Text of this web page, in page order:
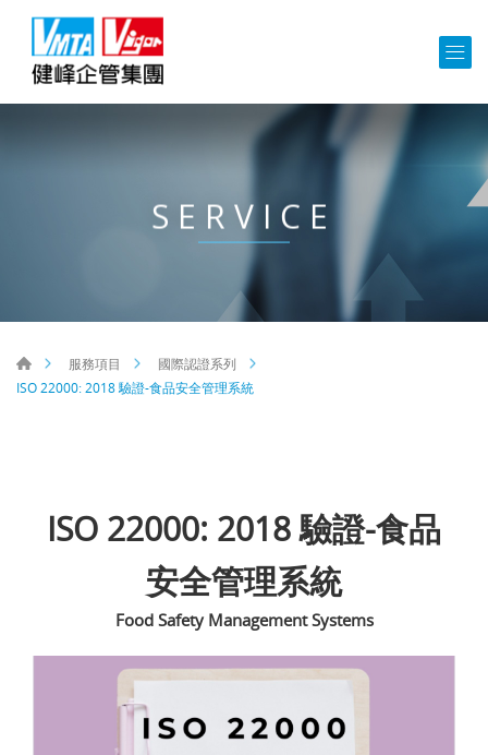
SERVICE
服務項目
國際認證系列
ISO 22000: 2018 驗證-食品安全管理系統
ISO 22000: 2018 驗證-食品
安全管理系統
Food Safety Management Systems